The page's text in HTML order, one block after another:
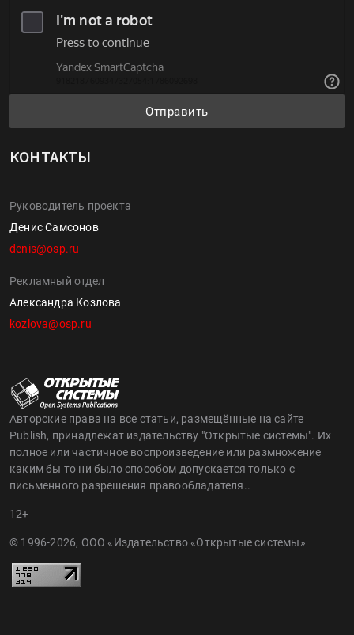
Отправить
КОНТАКТЫ
Руководитель проекта
Денис Самсонов
denis@osp.ru
Рекламный отдел
Александра Козлова
kozlova@osp.ru
Авторские права на все статьи, размещённые на сайте
Publish, принадлежат издательству "Открытые системы". Их
полное или частичное воспроизведение или размножение
каким бы то ни было способом допускается только с
письменного разрешения правообладателя..
12+
© 1996-2026, ООО «Издательство «Открытые системы»